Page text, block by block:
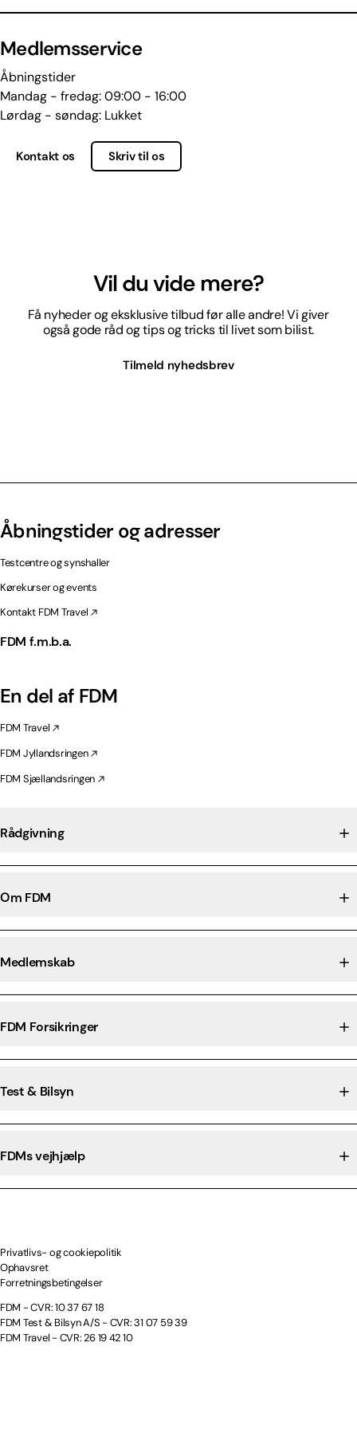
Medlemsservice
Åbningstider
Mandag - fredag: 09:00 - 16:00
Lørdag - søndag: Lukket
Kontakt os Skriv til os
Vil du vide mere?
Få nyheder og eksklusive tilbud før alle andre! Vi giver
også gode råd og tips og tricks til livet som bilist.
Tilmeld nyhedsbrev
Åbningstider og adresser
Testcentre og synshaller
Kørekurser og events
Kontakt FDM Travel
FDM f.m.b.a.
En del af FDM
FDM Travel
FDM Jyllandsringen
FDM Sjællandsringen
Rådgivning
Om FDM
Medlemskab
FDM Forsikringer
Test & Bilsyn
FDMs vejhjælp
Privatlivs- og cookiepolitik
Ophavsret
Forretningsbetingelser
FDM - CVR: 10 37 67 18
FDM Test & Bilsyn A/S - CVR: 31 07 59 39
FDM Travel - CVR: 26 19 42 10